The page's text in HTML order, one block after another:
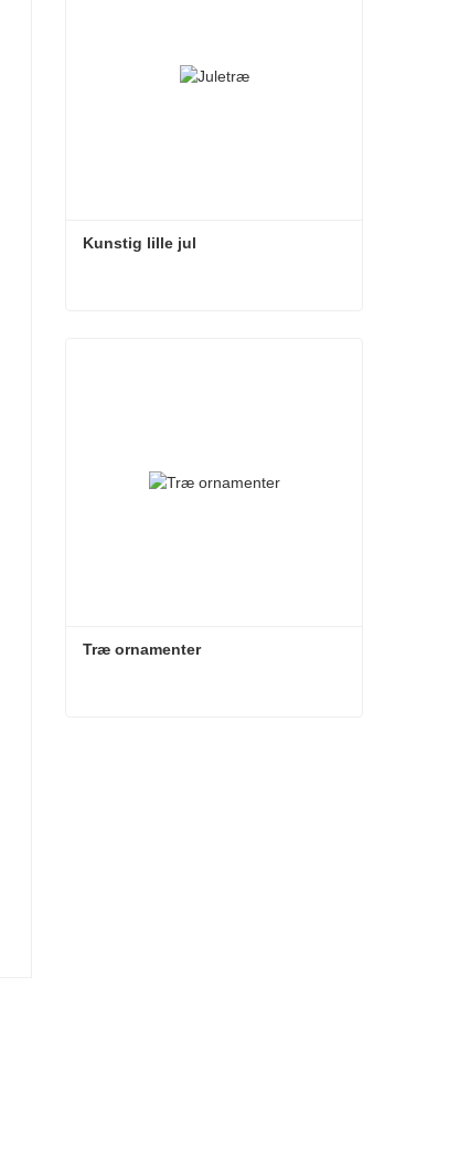
Kunstig lille jul
Træ ornamenter